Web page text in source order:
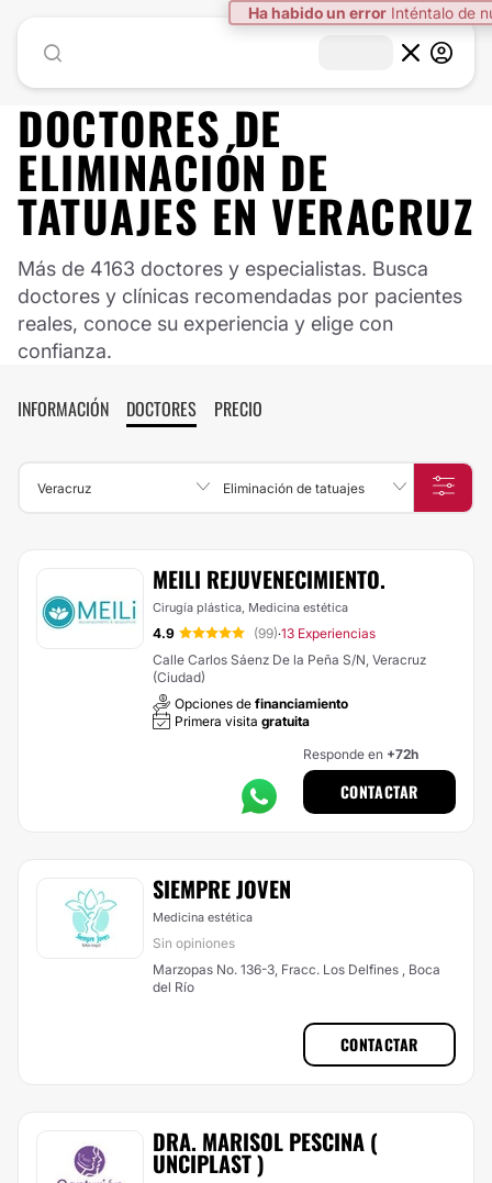
Ha habido un error Inténtalo de
DOCTORES DE
ELIMINACIÓN DE
TATUAJES EN VERACRUZ
Más de 4163 doctores y especialistas. Busca
doctores y clínicas recomendadas por pacientes
reales, conoce su experiencia y elige con
confianza.
INFORMACIÓN DOCTORES PRECIO
Veracruz Eliminación de tatuajes
MEILI REJUVENECIMIENTO.
Cirugía plástica, Medicina estética
4.9 (99)·13 Experiencias
Calle Carlos Sáenz De la Peña S/N, Veracruz
(Ciudad)
Opciones de financiamiento
Primera visita gratuita
Responde en +72h
CONTACTAR
SIEMPRE JOVEN
Medicina estética
Sin opiniones
Marzopas No. 136-3, Fracc. Los Delfines , Boca
del Río
CONTACTAR
DRA. MARISOL PESCINA (
UNCIPLAST )